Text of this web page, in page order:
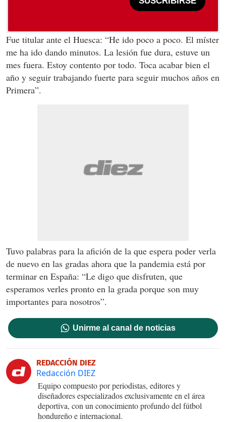
Fue titular ante el Huesca: “He ido poco a poco. El míster
me ha ido dando minutos. La lesión fue dura, estuve un
mes fuera. Estoy contento por todo. Toca acabar bien el
año y seguir trabajando fuerte para seguir muchos años en
Primera”.
Tuvo palabras para la afición de la que espera poder verla
de nuevo en las gradas ahora que la pandemia está por
terminar en España: “Le digo que disfruten, que
esperamos verles pronto en la grada porque son muy
importantes para nosotros”.
Unirme al canal de noticias
REDACCIÓN DIEZ
Redacción DIEZ
Equipo compuesto por periodistas, editores y
diseñadores especializados exclusivamente en el área
deportiva, con un conocimiento profundo del fútbol
hondureño e internacional.